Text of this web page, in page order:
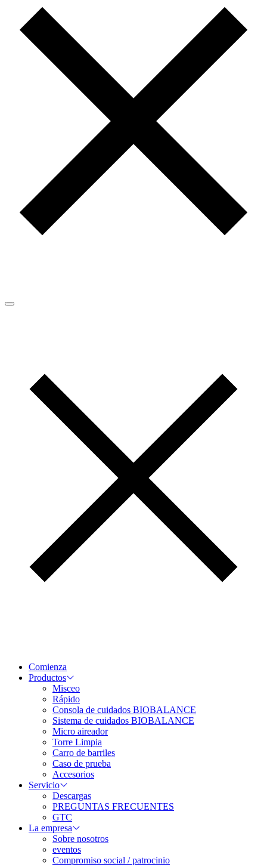
Comienza
Productos
Misceo
Rápido
Consola de cuidados BIOBALANCE
Sistema de cuidados BIOBALANCE
Micro aireador
Torre Limpia
Carro de barriles
Caso de prueba
Accesorios
Servicio
Descargas
PREGUNTAS FRECUENTES
GTC
La empresa
Sobre nosotros
eventos
Compromiso social / patrocinio